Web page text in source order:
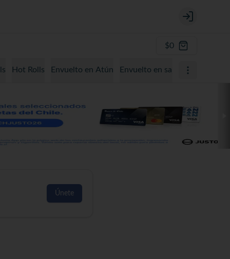
Login
$0
Hot Rolls Envuelto en Atún Envuelto en salmón
Únete